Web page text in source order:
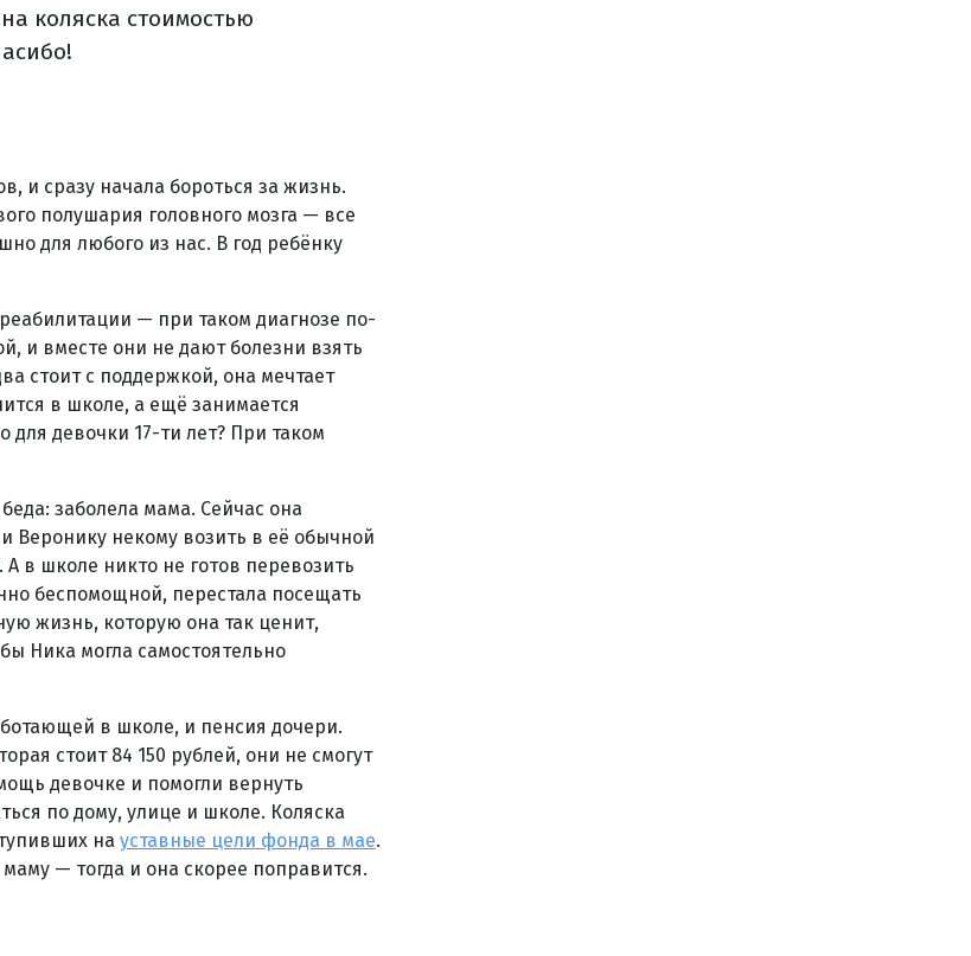
коляска стоимостью
и сразу начала бороться за жизнь.
полушария головного мозга — все
для любого из нас. В год ребёнку
— при таком диагнозе по-
и вместе они не дают болезни взять
стоит с поддержкой, она мечтает
в школе, а ещё занимается
девочки 17-ти лет? При таком
заболела мама. Сейчас она
Веронику некому возить в её обычной
в школе никто не готов перевозить
беспомощной, перестала посещать
жизнь, которую она так ценит,
Ника могла самостоятельно
в школе, и пенсия дочери.
стоит 84 150 рублей, они не смогут
девочке и помогли вернуть
по дому, улице и школе. Коляска
на уставные цели фонда в мае.
— тогда и она скорее поправится.